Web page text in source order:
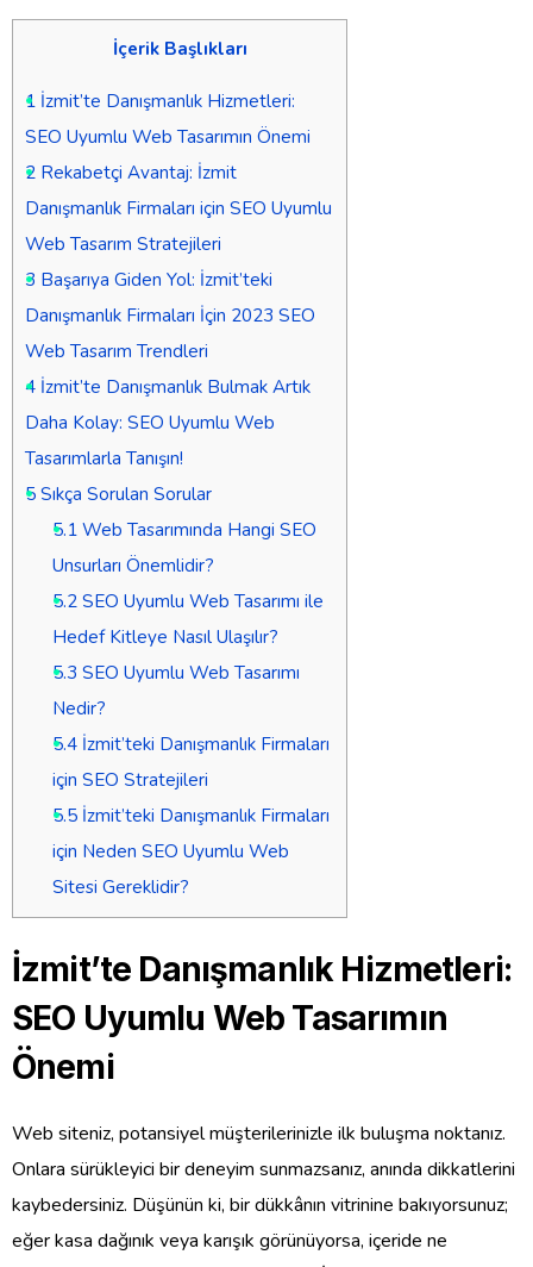
İçerik Başlıkları
1 İzmit’te Danışmanlık Hizmetleri:
SEO Uyumlu Web Tasarımın Önemi
2 Rekabetçi Avantaj: İzmit
Danışmanlık Firmaları için SEO Uyumlu
Web Tasarım Stratejileri
3 Başarıya Giden Yol: İzmit’teki
Danışmanlık Firmaları İçin 2023 SEO
Web Tasarım Trendleri
4 İzmit’te Danışmanlık Bulmak Artık
Daha Kolay: SEO Uyumlu Web
Tasarımlarla Tanışın!
5 Sıkça Sorulan Sorular
5.1Web Tasarımında Hangi SEO
Unsurları Önemlidir?
5.2SEO Uyumlu Web Tasarımı ile
Hedef Kitleye Nasıl Ulaşılır?
5.3 SEO Uyumlu Web Tasarımı
Nedir?
5.4İzmit’teki Danışmanlık Firmaları
için SEO Stratejileri
5.5İzmit’teki Danışmanlık Firmaları
için Neden SEO Uyumlu Web
Sitesi Gereklidir?
İzmit’te Danışmanlık Hizmetleri:
SEO Uyumlu Web Tasarımın
Önemi
Web siteniz, potansiyel müşterilerinizle ilk buluşma noktanız.
Onlara sürükleyici bir deneyim sunmazsanız, anında dikkatlerini
kaybedersiniz. Düşünün ki, bir dükkânın vitrinine bakıyorsunuz;
eğer kasa dağınık veya karışık görünüyorsa, içeride ne